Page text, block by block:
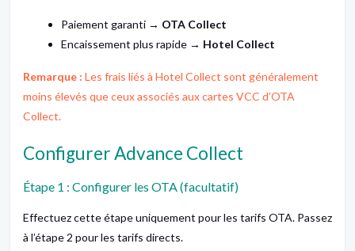
Paiement garanti → OTA Collect
Encaissement plus rapide → Hotel Collect
Remarque : Les frais liés à Hotel Collect sont généralement
moins élevés que ceux associés aux cartes VCC d’OTA
Collect.
Configurer Advance Collect
Étape 1 : Configurer les OTA (facultatif)
Effectuez cette étape uniquement pour les tarifs OTA. Passez
à l’étape 2 pour les tarifs directs.